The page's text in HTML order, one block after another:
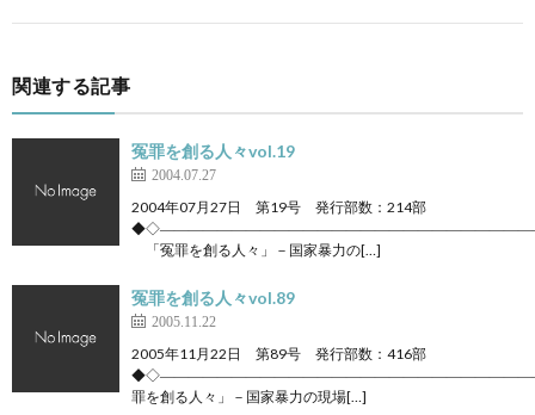
関連する記事
冤罪を創る人々vol.19
2004.07.27
2004年07月27日 第19号 発行部数：214部
「冤罪を創る人々」－国家暴力の[…]
冤罪を創る人々vol.89
2005.11.22
2005年11月22日 第89号 発行部数：416部
罪を創る人々」－国家暴力の現場[…]